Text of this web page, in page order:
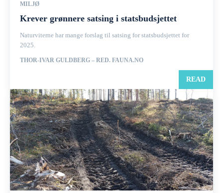
MILJØ
Krever grønnere satsing i statsbudsjettet
Naturviterne har mange forslag til satsing for statsbudsjettet for
2025.
THOR-IVAR GULDBERG – RED. FAUNA.NO
READ